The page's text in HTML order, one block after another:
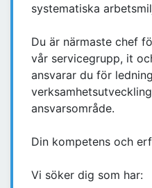
systematiska
Du är närmaste chef
vår servicegrupp, it
ansvarar du för
ansvarsområde.
Din kompetens och
Vi söker dig som har: